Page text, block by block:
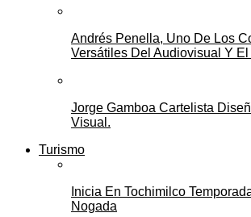
Andrés Penella, Uno De Los
Versátiles Del Audiovisual Y
Jorge Gamboa Cartelista
Visual.
Turismo
Inicia En Tochimilco
Nogada